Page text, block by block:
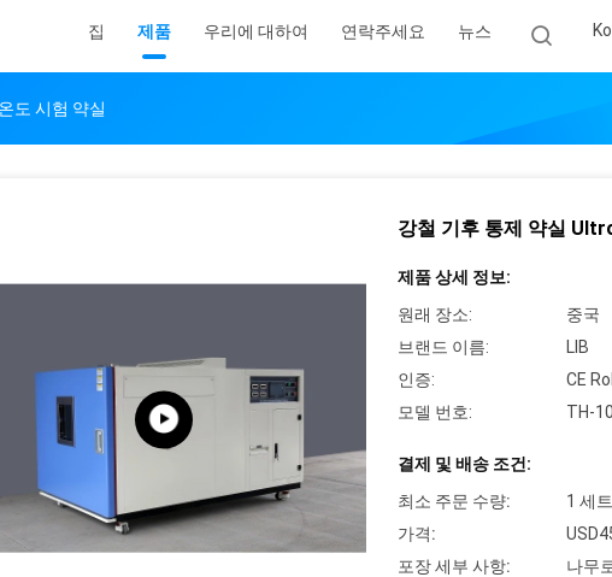
집 제품 우리에 대하여 연락주세요 뉴스
도 시험 약실
강철 기후 통제 약실
제품 상세 정보:
원래 장소:
중국
브랜드 이름:
LIB
인증:
CE
모델 번호:
TH-
결제 및 배송 조건:
최소 주문 수량:
1 세트
가격:
포장 세부 사항:
나무